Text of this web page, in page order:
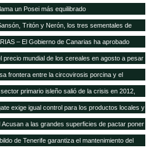
un Posei más equilibrado
Tritón y Nerón, los tres sementales de
– El Gobierno de Canarias ha aprobado
millones extra en ayudas a la agricultura y
precio mundial de los cereales en agosto a pesar
de producción
frontera entre la circovirosis porcina y el
primario isleño salió de la crisis en 2012,
exige igual control para los productos locales y
a las grandes superficies de pactar poner
como reclamo
de Tenerife garantiza el mantenimiento del